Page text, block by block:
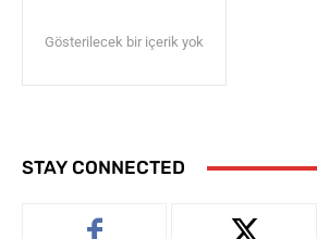
Gösterilecek bir içerik yok
STAY CONNECTED